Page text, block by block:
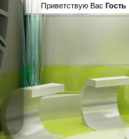
Приветствую Вас Гость